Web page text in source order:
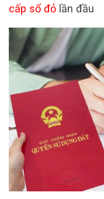
cấp sổ đỏ lần đầu